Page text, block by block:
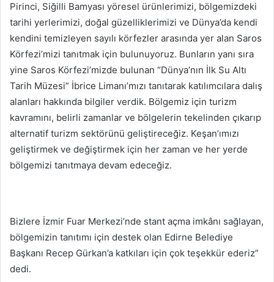
Pirinci, Siğilli Bamyası yöresel ürünlerimizi, bölgemizdeki
tarihi yerlerimizi, doğal güzelliklerimizi ve Dünya’da kendi
kendini temizleyen sayılı körfezler arasında yer alan Saros
Körfezi’mizi tanıtmak için bulunuyoruz. Bunların yanı sıra
yine Saros Körfezi’mizde bulunan “Dünya’nın İlk Su Altı
Tarih Müzesi” İbrice Limanı’mızı tanıtarak katılımcılara dalış
alanları hakkında bilgiler verdik. Bölgemiz için turizm
kavramını, belirli zamanlar ve bölgelerin tekelinden çıkarıp
alternatif turizm sektörünü geliştireceğiz. Keşan’ımızı
geliştirmek ve değiştirmek için her zaman ve her yerde
bölgemizi tanıtmaya devam edeceğiz.
Bizlere İzmir Fuar Merkezi’nde stant açma imkânı sağlayan,
bölgemizin tanıtımı için destek olan Edirne Belediye
Başkanı Recep Gürkan’a katkıları için çok teşekkür ederiz”
dedi.